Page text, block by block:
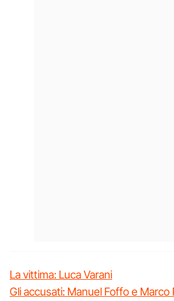
La vittima: Luca Varani
Gli accusati: Manuel Foffo e Marco